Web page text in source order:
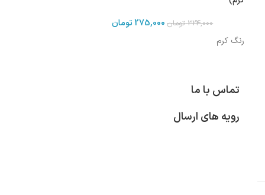
324,000 تومان 275,000تومان
رنگ کرم
تماس با ما
رویه های ارسال